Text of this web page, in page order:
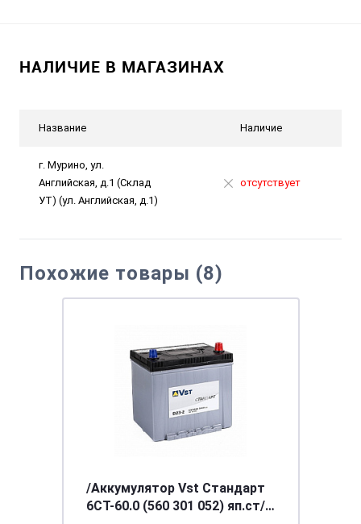
НАЛИЧИЕ В МАГАЗИНАХ
Название Наличие
г. Мурино, ул.
Английская, д.1 (Склад
УТ) (ул. Английская, д.1)
отсутствует
Похожие товары (8)
/Аккумулятор Vst Стандарт
6СТ-60.0 (560 301 052) яп.ст/